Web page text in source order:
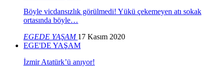
Böyle vicdansızlık görülmedi! Yükü çekemeyen atı sokak
ortasında böyle…
EGEDE YAŞAM 17 Kasım 2020
EGE'DE YAŞAM
İzmir Atatürk’ü anıyor!